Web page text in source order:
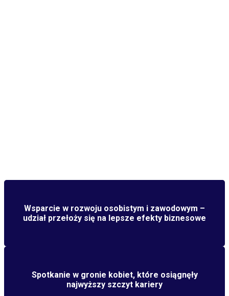
Wsparcie w rozwoju osobistym i zawodowym –
udział przełoży się na lepsze efekty biznesowe
Spotkanie w gronie kobiet, które osiągnęły
najwyższy szczyt kariery